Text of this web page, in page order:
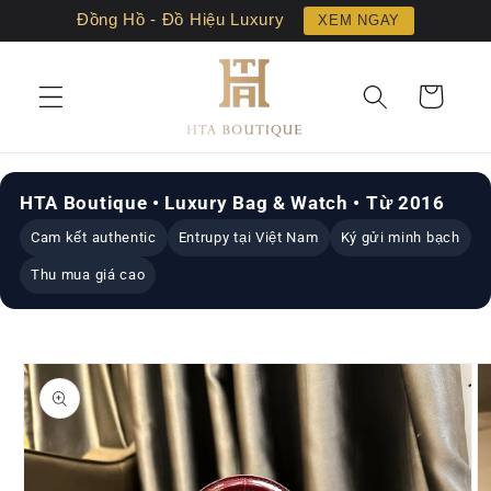
Đồng Hồ - Đồ Hiệu Luxury XEM NGAY
đến nội
Giỏ
hàng
HTA Boutique • Luxury Bag & Watch • Từ 2016
Cam kết authentic Entrupy tại Việt Nam Ký gửi minh bạch
Thu mua giá cao
đến
thông
tin sản
phẩm